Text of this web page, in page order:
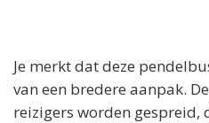
Je merkt dat deze
van een bredere aanpak.
reizigers worden gespreid,